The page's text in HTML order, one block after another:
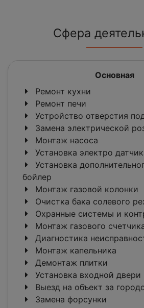
Сфера
Основная
Ремонт кухни
Ремонт печи
Устройство отверстия
Замена электрической
Монтаж насоса
Установка электро
Установка
бойлер
Монтаж газовой колонки
Очистка бака солевого
Охранные системы и
Монтаж газового
Диагностика
Монтаж капельника
Демонтаж плитки
Установка входной двери
Выезд на объект за
Замена форсунки